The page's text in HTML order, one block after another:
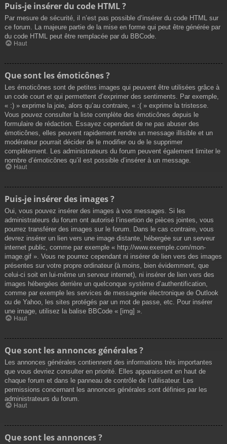
Puis-je insérer du code HTML ?
Par mesure de sécurité, il n’est pas possible d’insérer du code HTML sur
ce forum. La majeure partie de la mise en forme qui peut être générée par
du code HTML peut être remplacée par du BBCode.
Haut
Que sont les émoticônes ?
Les émoticônes sont de petites images qui peuvent être utilisées grâce à
un code court et qui permettent d’exprimer des sentiments. Par exemple,
« :) » exprime la joie, alors qu’au contraire, « :( » exprime la tristesse.
Vous pouvez consulter la liste complète des émoticônes depuis le
formulaire de rédaction. Essayez cependant de ne pas abuser des
émoticônes, elles peuvent rapidement rendre un message illisible et un
modérateur pourrait décider de le modifier ou de le supprimer
complètement. Les administrateurs du forum peuvent également limiter le
nombre d’émoticônes qu’il est possible d’insérer à un message.
Haut
Puis-je insérer des images ?
Oui, vous pouvez insérer des images à vos messages. Si les
administrateurs du forum ont autorisé l’insertion de pièces jointes, vous
pourrez transférer des images sur le forum. Dans le cas contraire, vous
devrez insérer un lien vers une image distante, hébergée sur un serveur
internet public, comme par exemple « http://www.exemple.com/mon-
image.gif ». Vous ne pourrez cependant ni insérer de lien vers des images
présentes sur votre propre ordinateur (à moins, bien évidemment, que
celui-ci soit en lui-même un serveur internet), ni insérer de lien vers des
images hébergées derrière un quelconque système d’authentification,
comme par exemple les services de messagerie électronique de Outlook
ou de Yahoo, les sites protégés par un mot de passe, etc. Pour insérer
une image, utilisez la balise BBCode « [img] ».
Haut
Que sont les annonces générales ?
Les annonces générales contiennent des informations très importantes
que vous devriez consulter en priorité. Elles apparaissent en haut de
chaque forum et dans le panneau de contrôle de l’utilisateur. Les
permissions concernant les annonces générales sont définies par les
administrateurs du forum.
Haut
Que sont les annonces ?